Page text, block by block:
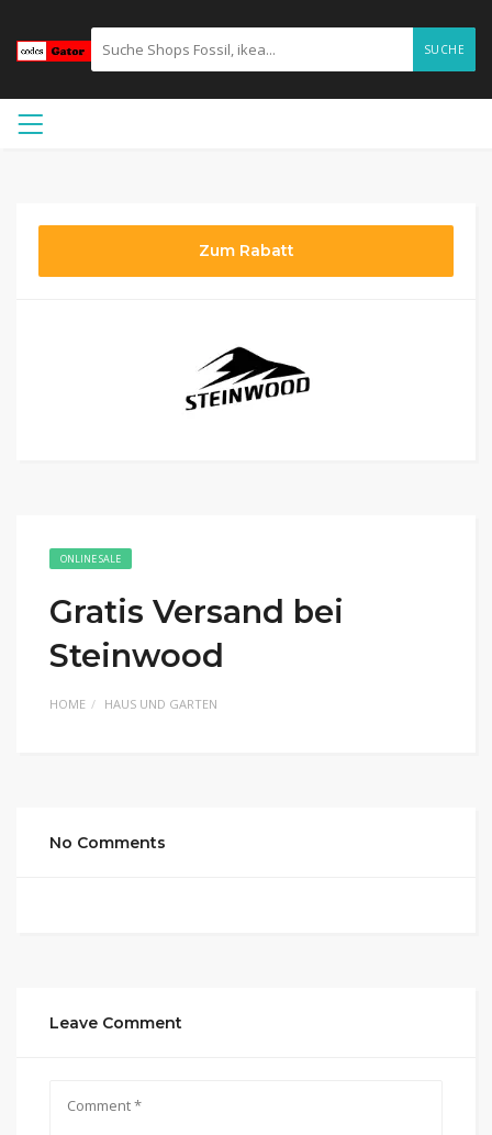
SUCHE
Zum Rabatt
ONLINE SALE
Gratis Versand bei
Steinwood
HOME HAUS UND GARTEN
No Comments
Leave Comment